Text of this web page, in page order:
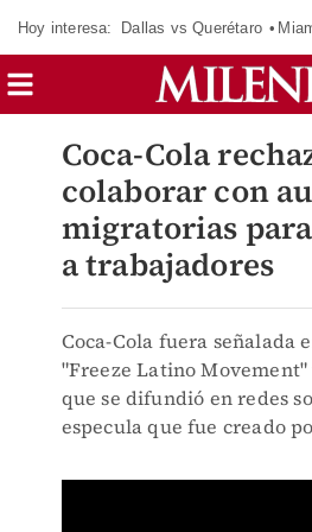
Hoy interesa: Dallas vs Querétaro
Coca-Cola
colaborar con
migratorias
a trabajadores
Coca-Cola fuera señalada
"Freeze Latino
que se difundió en redes
especula que fue creado